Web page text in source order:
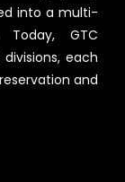
into a multi-
Today, GTC
each
and